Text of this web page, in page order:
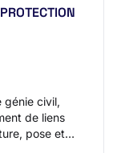
génie civil,
de liens
pose et